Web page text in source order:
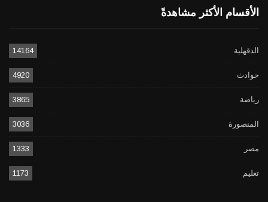
الأقسام الأكثر مشاهدةً
الدقهلية 14164
حوادث 4920
رياضة 3865
المنصورة 3036
مصر 1333
تعليم 1173